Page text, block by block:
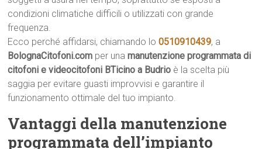
condizioni climatiche difficili o utilizzati con grande
frequenza.
Ecco perché affidarsi, chiamando lo0510910439, a
BolognaCitofoni.com per unamanutenzione programmata di
citofoni e videocitofoni BTicino a Budrio è la scelta più
saggia per evitare guasti improvvisi e garantire il
funzionamento ottimale del tuo impianto.
Vantaggi della manutenzione
programmata dell’impianto